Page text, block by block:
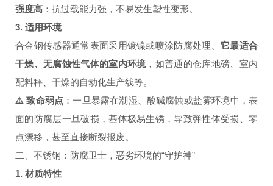
强度高 ：抗过载能力强，不易发生塑性变形。
3. 适用环境
合金钢传感器通常表面采用镀镍或喷涂防腐处理。它最适合
干燥、无腐蚀性气体的室内环境，如普通的仓库地磅、室内
配料秤、干燥的自动化生产线等。
⚠️ 致命弱点 ：一旦暴露在潮湿、酸碱腐蚀或盐雾环境中，表
面的防腐层一旦破损，基体极易生锈，导致弹性体受损、零
点漂移，甚至直接断裂报废。
二、不锈钢：防腐卫士，恶劣环境的“守护神”
1. 材质特性